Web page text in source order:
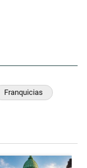
Franquicias
histórico de
de tendencia con